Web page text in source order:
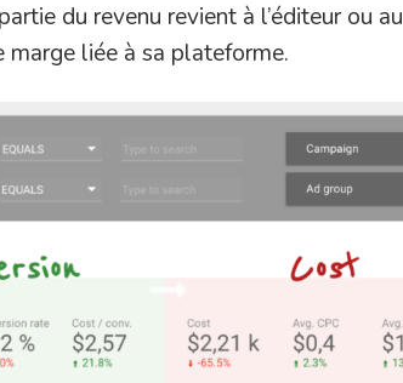
du revenu revient à l’éditeur ou au
marge liée à sa plateforme.